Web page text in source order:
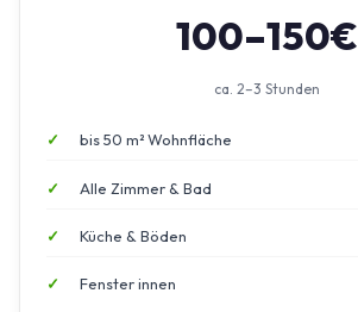
100–150€
ca. 2–3 Stunden
bis 50 m² Wohnfläche
Alle Zimmer & Bad
Küche & Böden
Fenster innen